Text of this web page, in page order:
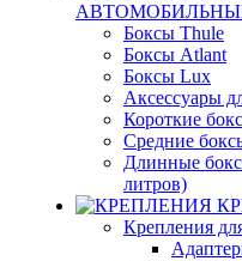
Боксы Thule
Боксы Atlant
Боксы Lux
Аксессуары
Короткие
Средние
Длинные
литров)
Крепления